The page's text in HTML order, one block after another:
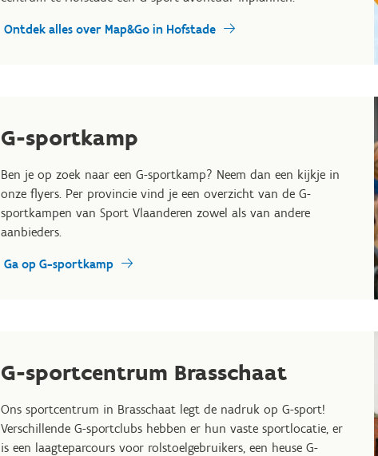
Ontdek alles over Map&Go in Hofstade
G-sportkamp
Ben je op zoek naar een G-sportkamp? Neem dan een kijkje in
onze flyers. Per provincie vind je een overzicht van de G-
sportkampen van Sport Vlaanderen zowel als van andere
aanbieders.
Ga op G-sportkamp
G-sportcentrum Brasschaat
Ons sportcentrum in Brasschaat legt de nadruk op G-sport!
Verschillende G-sportclubs hebben er hun vaste sportlocatie, er
is een laagteparcours voor rolstoelgebruikers, een heuse G-